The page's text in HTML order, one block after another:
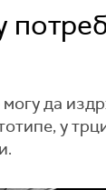
да
у